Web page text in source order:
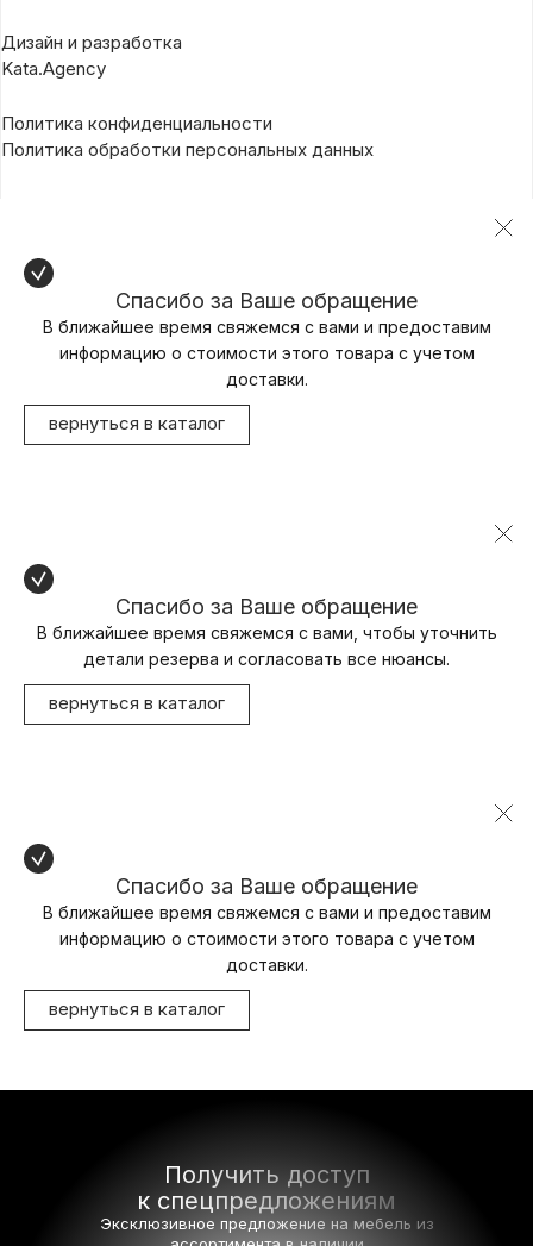
Дизайн и разработка
Kata.Agency
Политика конфиденциальности
Политика обработки персональных данных
Спасибо за Ваше обращение
В ближайшее время свяжемся с вами и предоставим
информацию о стоимости этого товара с учетом
доставки.
вернуться в каталог
Спасибо за Ваше обращение
В ближайшее время свяжемся с вами, чтобы уточнить
детали резерва и согласовать все нюансы.
вернуться в каталог
Спасибо за Ваше обращение
В ближайшее время свяжемся с вами и предоставим
информацию о стоимости этого товара с учетом
доставки.
вернуться в каталог
Получить доступ
к спецпредложениям
Эксклюзивное предложение на мебель из